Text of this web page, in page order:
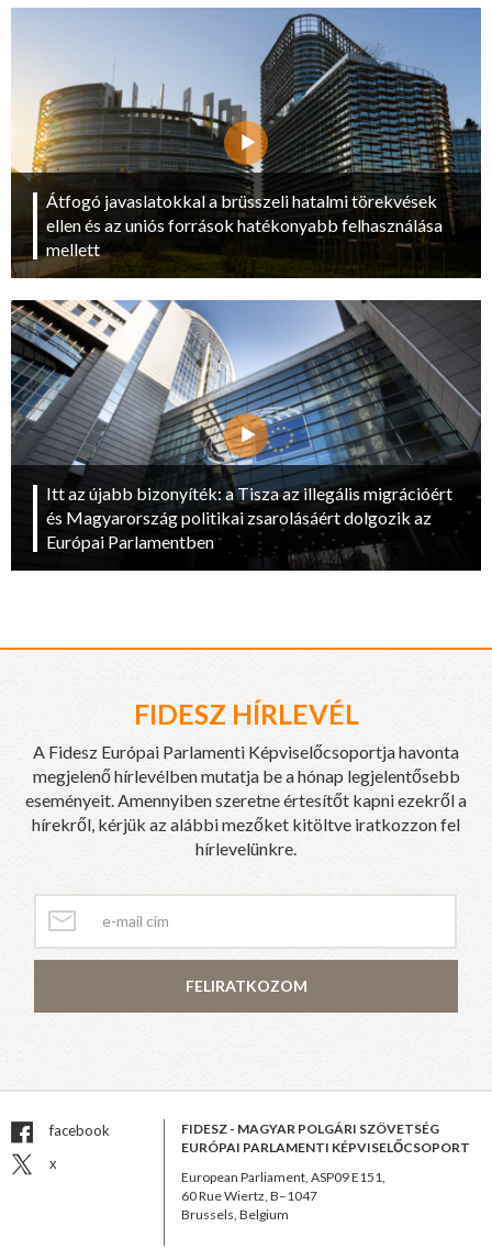
Átfogó javaslatokkal a brüsszeli hatalmi törekvések
ellen és az uniós források hatékonyabb felhasználása
mellett
Itt az újabb bizonyíték: a Tisza az illegális migrációért
és Magyarország politikai zsarolásáért dolgozik az
Európai Parlamentben
FIDESZ HÍRLEVÉL
A Fidesz Európai Parlamenti Képviselőcsoportja havonta
megjelenő hírlevélben mutatja be a hónap legjelentősebb
eseményeit. Amennyiben szeretne értesítőt kapni ezekről a
hírekről, kérjük az alábbi mezőket kitöltve iratkozzon fel
hírlevelünkre.
FELIRATKOZOM
facebook
x
FIDESZ - MAGYAR POLGÁRI SZÖVETSÉG
EURÓPAI PARLAMENTI KÉPVISELŐCSOPORT
European Parliament, ASP09 E151,
60 Rue Wiertz, B–1047
Brussels, Belgium